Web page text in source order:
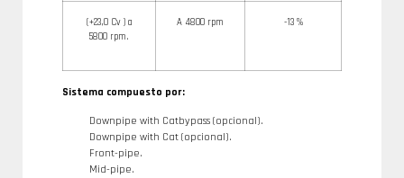
(+23,0 Cv ) a
5800 rpm.
A 4800 rpm -13 %
Sistema compuesto por:
Downpipe with Catbypass (opcional).
Downpipe with Cat (opcional).
Front-pipe.
Mid-pipe.